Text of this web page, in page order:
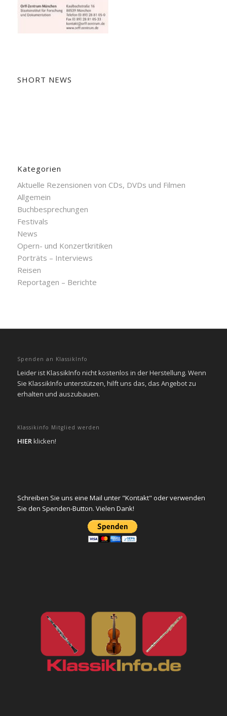
SHORT NEWS
Kategorien
Aktuelle Rezensionen von CDs, DVDs und Filmen
Allgemein
Buchbesprechungen
Festivals
News
Opern- und Konzertkritiken
Porträts – Interviews
Reisen
Reportagen – Berichte
Spenden an KlassikInfo
Leider ist KlassikInfo nicht kostenlos in der Herstellung. Wenn
Sie KlassikInfo unterstützen, hilft uns das, das Angebot zu
erhalten und auszubauen.
Klassikinfo Mitglied werden
HIERklicken!
Schreiben Sie uns eine Mail unter "Kontakt" oder verwenden
Sie den Spenden-Button. Vielen Dank!